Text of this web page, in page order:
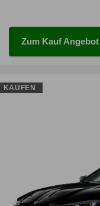
Zum Kauf Angebot
KAUFEN